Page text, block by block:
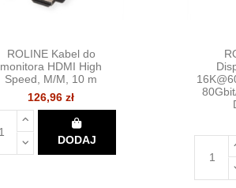
ROLINE Kabel do
monitora HDMI High
Speed, M/M, 10 m
126,96 zł
DODAJ